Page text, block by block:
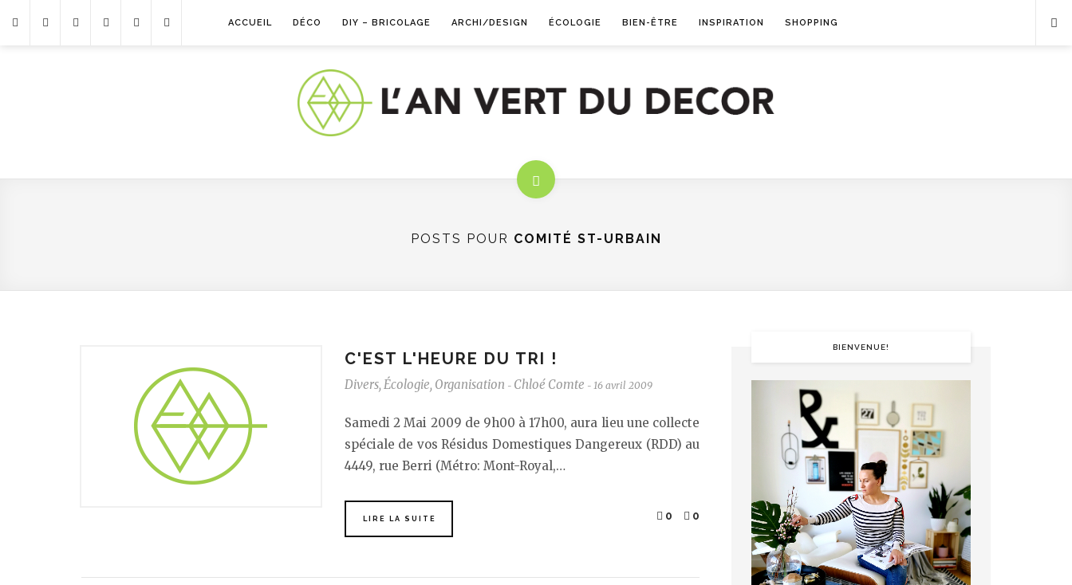
ACCUEIL DÉCO DIY – BRICOLAGE ARCHI/DESIGN ÉCOLOGIE BIEN-ÊTRE INSPIRATION SHOPPING
POSTS POUR COMITÉ ST-URBAIN
C'EST L'HEURE DU TRI !
Divers, Écologie, Organisation - Chloé Comte - 16 avril 2009
Samedi 2 Mai 2009 de 9h00 à 17h00, aura lieu une collecte
spéciale de vos Résidus Domestiques Dangereux (RDD) au
4449, rue Berri (Métro: Mont-Royal,…
LIRE LA SUITE 0 0
BIENVENUE!